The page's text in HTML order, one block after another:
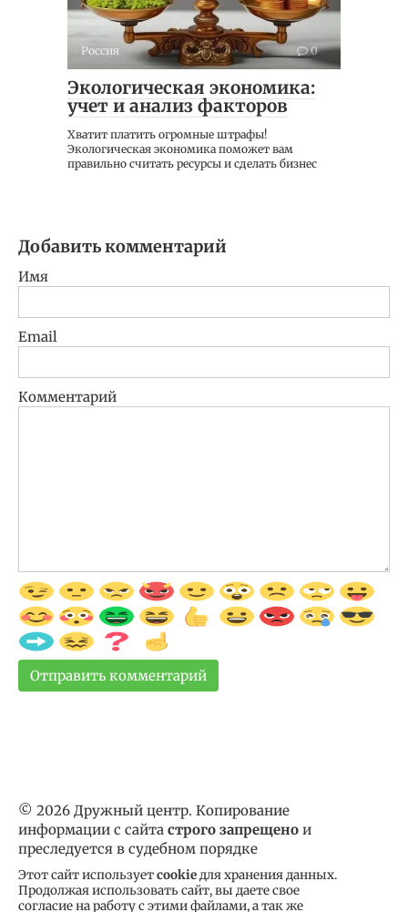
Россия 0
Экологическая экономика:
учет и анализ факторов
Хватит платить огромные штрафы!
Экологическая экономика поможет вам
правильно считать ресурсы и сделать бизнес
Добавить комментарий
Имя
Email
Комментарий
© 2026 Дружный центр. Копирование
информации с сайта строго запрещено и
преследуется в судебном порядке
Этот сайт используетcookieдля хранения данных.
Продолжая использовать сайт, вы даете свое
согласие на работу с этими файлами, а так же